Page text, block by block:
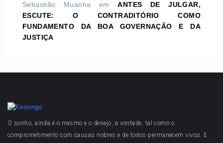
Sebastião Muanha emANTES DE JULGAR,
ESCUTE: O CONTRADITÓRIO COMO
FUNDAMENTO DA BOA GOVERNAÇÃO E DA
JUSTIÇA
O sonho, ainda é o mesmo e o desejo, a vontade, tal como o
comprometimento com causas nobres e de todos permanecem vivos. E